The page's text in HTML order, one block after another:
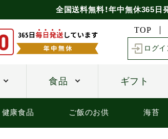
全国送料無料！年中無休365日
TOP
ログイ
食品 ギフト
健康食品 ご飯のお供 海苔